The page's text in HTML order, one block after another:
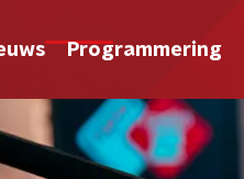
Programmering